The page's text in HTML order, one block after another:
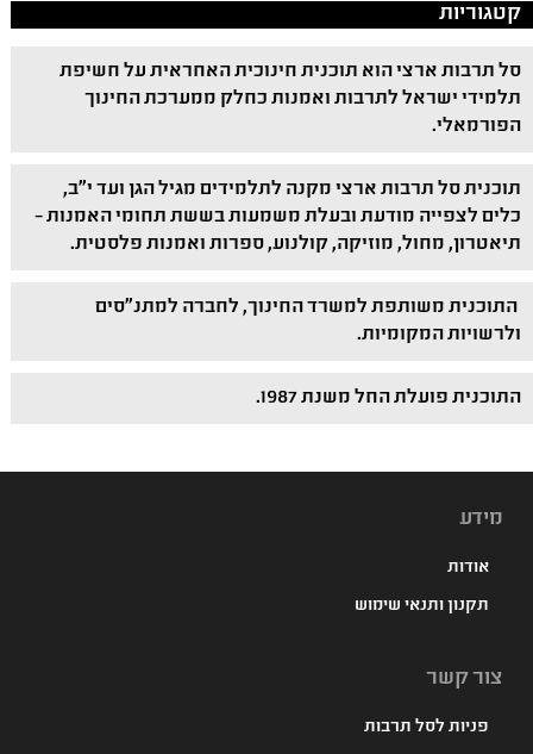
קטגוריות
סל תרבות ארצי הוא תוכנית חינוכית האחראית על חשיפת
תלמידי ישראל לתרבות ואמנות כחלק ממערכת החינוך
הפורמאלי.
תוכנית סל תרבות ארצי מקנה לתלמידים מגיל הגן ועד י"ב,
כלים לצפייה מודעת ובעלת משמעות בששת תחומי האמנות –
תיאטרון, מחול, מוזיקה, קולנוע, ספרות ואמנות פלסטית.
התוכנית משותפת למשרד החינוך, לחברה למתנ"סים
ולרשויות המקומיות.
התוכנית פועלת החל משנת 1987.
מידע
אודות
תקנון ותנאי שימוש
צור קשר
פניות לסל תרבות